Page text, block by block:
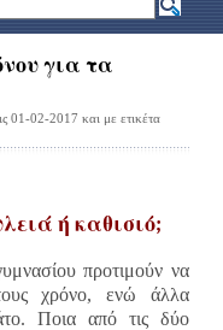
για τα
01-02-2017 και με ετικέτα
ή καθισιό;
προτιμούν να
χρόνο, ενώ άλλα
Ποια από τις δύο